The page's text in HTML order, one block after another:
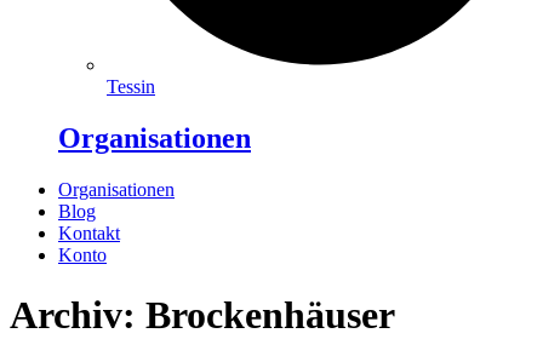
Tessin
Organisationen
Organisationen
Blog
Kontakt
Konto
Archiv: Brockenhäuser